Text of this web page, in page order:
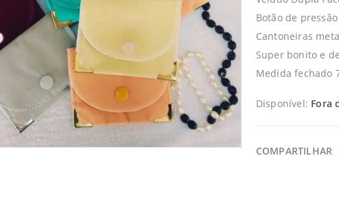
Botão de
Cantoneiras
Super bonito e
Medida fechado
Disponível: Fora
COMPARTILHAR